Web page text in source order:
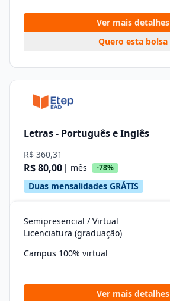
Ver mais detalhes
Quero esta bolsa
Letras - Português e Inglês
R$ 360,31
R$ 80,00 | mês -78%
Duas mensalidades GRÁTIS
Semipresencial / Virtual
Licenciatura (graduação)
Campus 100% virtual
Ver mais detalhes